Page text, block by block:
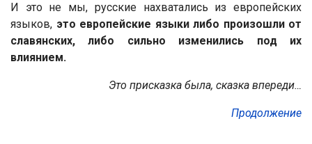
И это не мы, русские нахватались из европейских
языков, это европейские языки либо произошли от
славянских, либо сильно изменились под их
влиянием.
Это присказка была, сказка впереди…
Продолжение